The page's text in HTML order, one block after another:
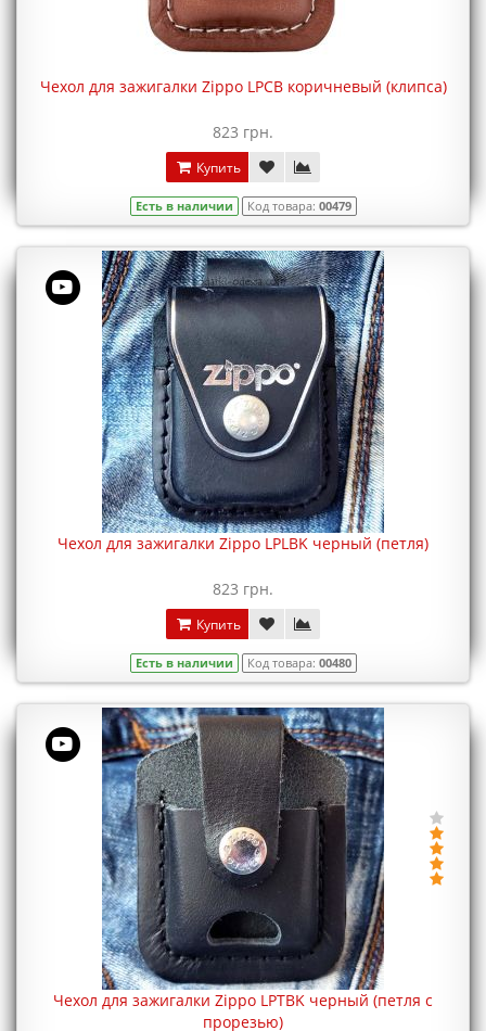
Чехол для зажигалки Zippo LPCB коричневый (клипса)
823 грн.
Купить
Есть в наличии Код товара: 00479
Чехол для зажигалки Zippo LPLBK черный (петля)
823 грн.
Купить
Есть в наличии Код товара: 00480
Чехол для зажигалки Zippo LPTBK черный (петля с
прорезью)